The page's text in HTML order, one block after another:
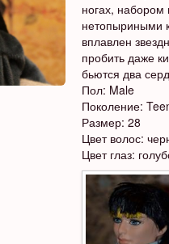
ногах,
нетопыриными
вплавлен
пробить даже
бьются два
Пол: Male
Поколение:
Размер: 28
Цвет волос:
Цвет глаз: